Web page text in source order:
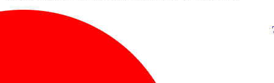
(8h00 - 21h30)
(8h00 -